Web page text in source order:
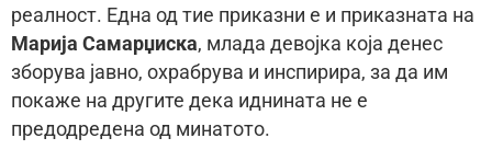
реалност. Една од тие приказни е и приказната на
Марија Самарџиска, млада девојка која денес
зборува јавно, охрабрува и инспирира, за да им
покаже на другите дека иднината не е
предодредена од минатото.